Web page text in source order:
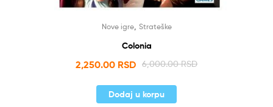
Nove igre, Strateške
Colonia
6,000.00RSD
2,250.00 RSD
Dodaj u korpu